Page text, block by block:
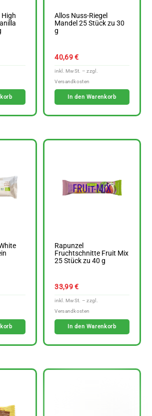
Allos Nuss-Riegel
Mandel 25 Stück zu 30
g
40,69€
In den Warenkorb
Rapunzel
Fruchtschnitte Fruit Mix
25 Stück zu 40 g
33,99€
In den Warenkorb